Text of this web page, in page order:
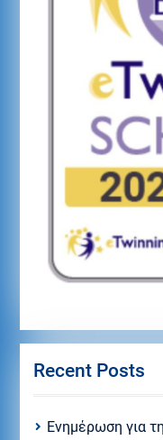
Recent Posts
Eνημέρωση για